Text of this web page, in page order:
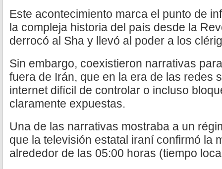
Este acontecimiento marca el punto de
la compleja historia del país desde la
derrocó al Sha y llevó al poder a los
Sin embargo, coexistieron narrativas
fuera de Irán, que en la era de las redes
internet difícil de controlar o incluso
claramente expuestas.
Una de las narrativas mostraba a un
que la televisión estatal iraní confirmó la
alrededor de las 05:00 horas (tiempo